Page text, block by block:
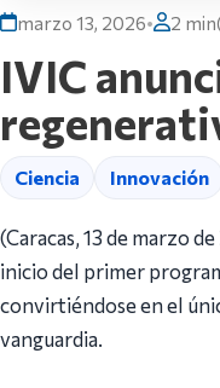
marzo 13, 2026• 2
IVIC
Ciencia Innovación
(Caracas, 13 de marzo
inicio del primer
convirtiéndose en el
vanguardia.